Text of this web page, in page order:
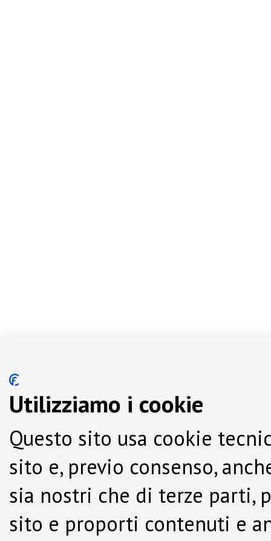
Utilizziamo i cookie
Questo sito usa cookie
sito e, previo consenso,
sia nostri che di terze parti,
sito e proporti contenuti e